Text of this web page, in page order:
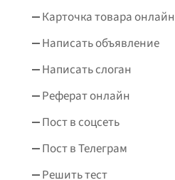
Карточка товара онлайн
Написать объявление
Написать слоган
Реферат онлайн
Пост в соцсеть
Пост в Телеграм
Решить тест